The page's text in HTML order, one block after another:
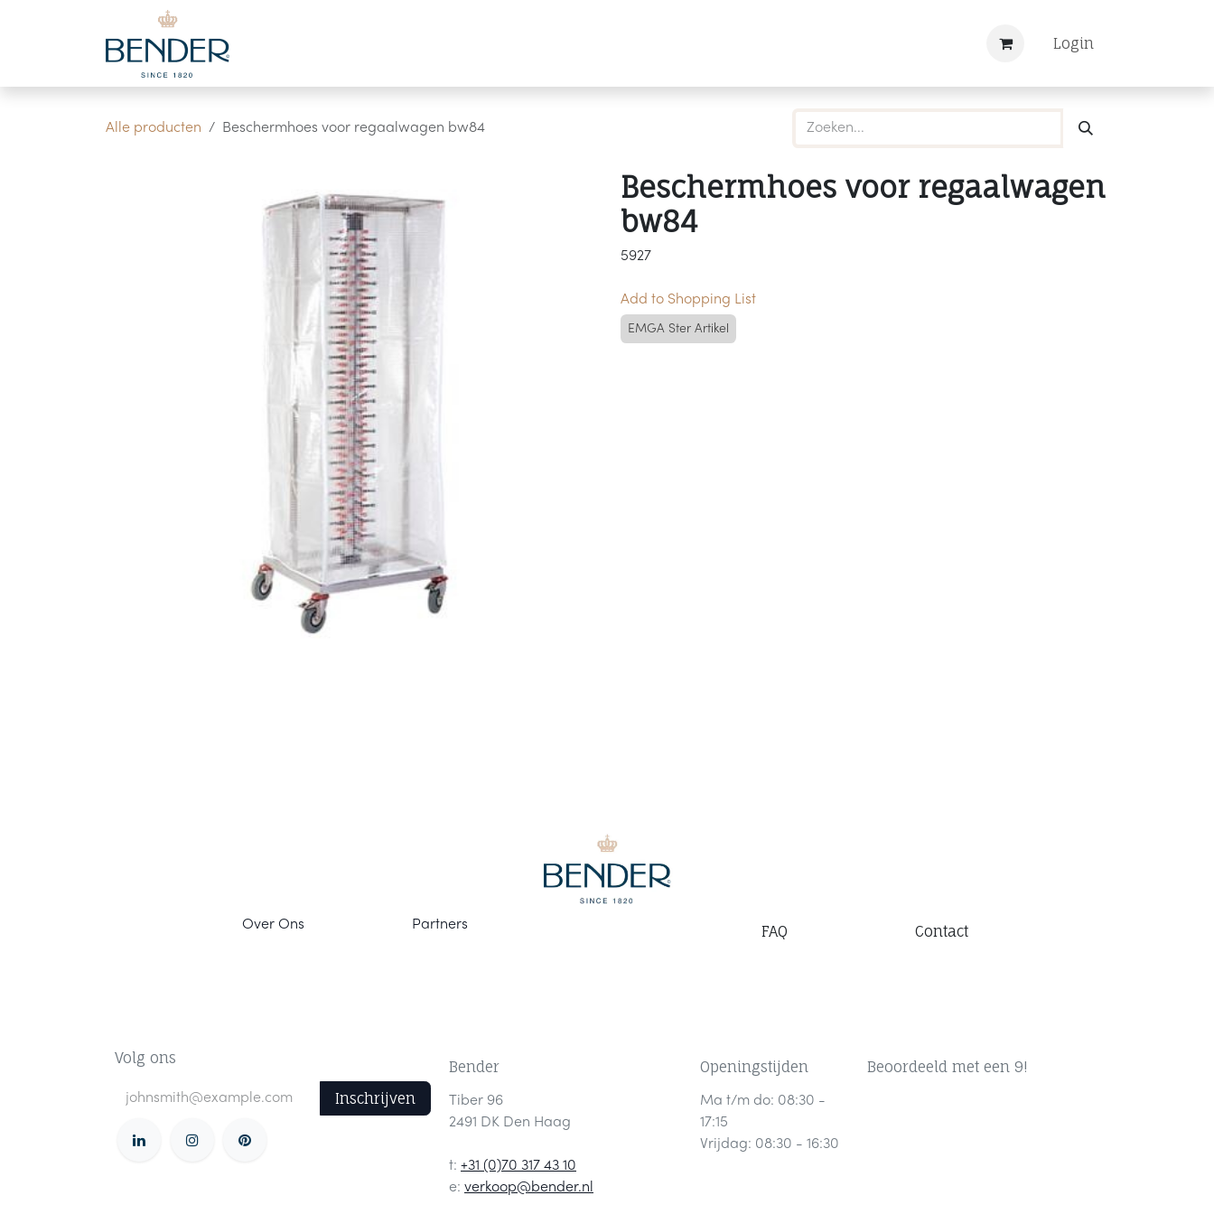
Overslaan naar inhoud
Login
Alle producten Beschermhoes voor regaalwagen bw84
Beschermhoes voor regaalwagen
bw84
5927
Add to Shopping List
EMGA Ster Artikel
Volg ons
Inschrijven
Bender
Tiber 96
2491 DK Den Haag
t: +31 (0)70 317 43 10
e: verkoop@bender.nl
Openingstijden
Ma t/m do: 08:30 -
17:15
Vrijdag: 08:30 - 16:30
Beoordeeld met een 9!
Contact
Partners
Over Ons FAQ